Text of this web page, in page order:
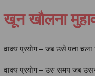
खून खौलना
वाक्य प्रयोग – जब उसे पता
वाक्य प्रयोग – उस समय जब